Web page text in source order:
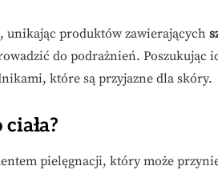
unikając produktów zawierających
do podrażnień. Poszukując
które są przyjazne dla skóry.
pielęgnacji, który może